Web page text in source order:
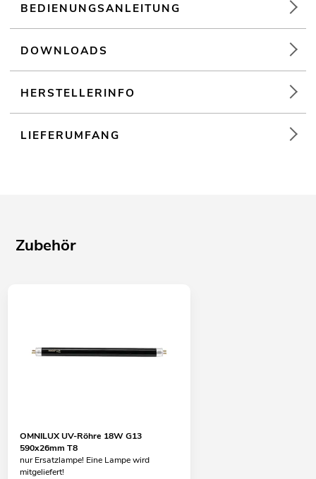
BEDIENUNGSANLEITUNG
DOWNLOADS
HERSTELLERINFO
LIEFERUMFANG
Zubehör
OMNILUX UV-Röhre 18W G13
590x26mm T8
nur Ersatzlampe! Eine Lampe wird
mitgeliefert!